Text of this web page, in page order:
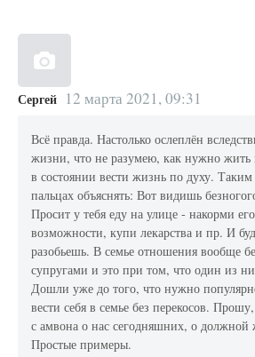
Сергей 12 марта 2021, 09:31
Всё правда. Настолько ослеплён
жизни, что не разумею, как нужно жить
в состоянии вести жизнь по духу.
пальцах объяснять: Вот видишь
Просит у тебя еду на улице - накорми
возможности, купи лекарства и пр. И
разобьешь. В семье отношения вообще
супругами и это при том, что один из
Дошли уже до того, что нужно
вести себя в семье без перекосов.
с амвона о нас сегодняшних, о должной
Простые примеры.